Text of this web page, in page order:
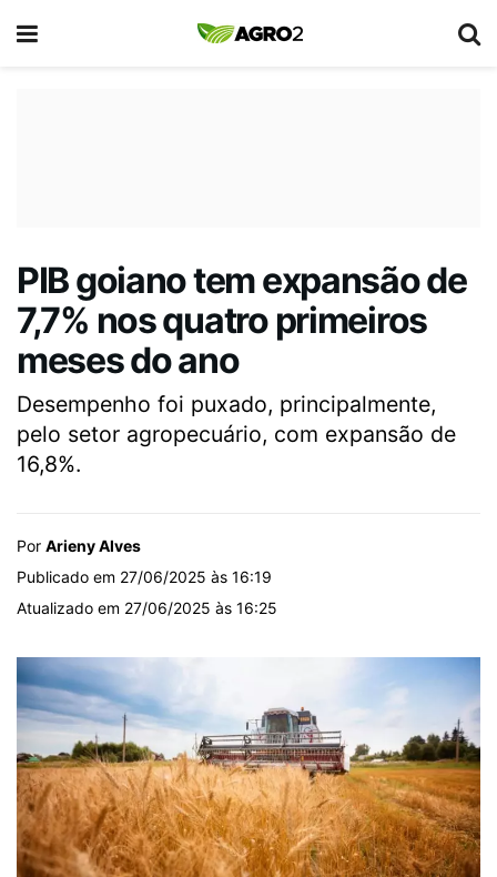
PIB goiano tem expansão de
7,7% nos quatro primeiros
meses do ano
Desempenho foi puxado, principalmente,
pelo setor agropecuário, com expansão de
16,8%.
Por Arieny Alves
Publicado em 27/06/2025 às 16:19
Atualizado em 27/06/2025 às 16:25